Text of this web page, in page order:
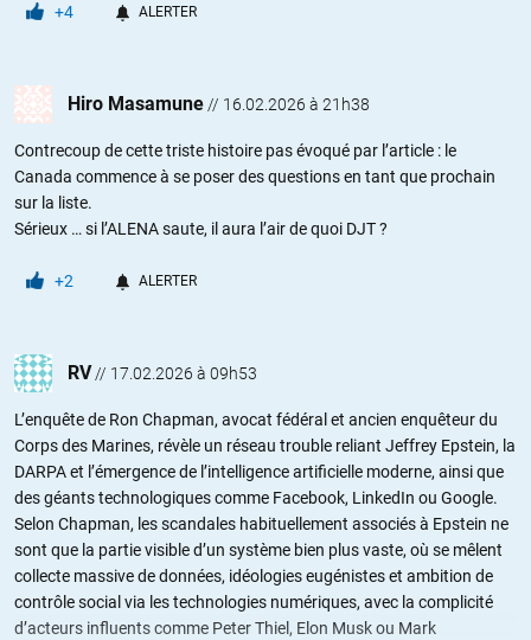
+4 ALERTER
Hiro Masamune // 16.02.2026 à 21h38
Contrecoup de cette triste histoire pas évoqué par l’article : le
Canada commence à se poser des questions en tant que prochain
sur la liste.
Sérieux … si l’ALENA saute, il aura l’air de quoi DJT ?
+2 ALERTER
RV // 17.02.2026 à 09h53
L’enquête de Ron Chapman, avocat fédéral et ancien enquêteur du
Corps des Marines, révèle un réseau trouble reliant Jeffrey Epstein, la
DARPA et l’émergence de l’intelligence artificielle moderne, ainsi que
des géants technologiques comme Facebook, LinkedIn ou Google.
Selon Chapman, les scandales habituellement associés à Epstein ne
sont que la partie visible d’un système bien plus vaste, où se mêlent
collecte massive de données, idéologies eugénistes et ambition de
contrôle social via les technologies numériques, avec la complicité
d’acteurs influents comme Peter Thiel, Elon Musk ou Mark